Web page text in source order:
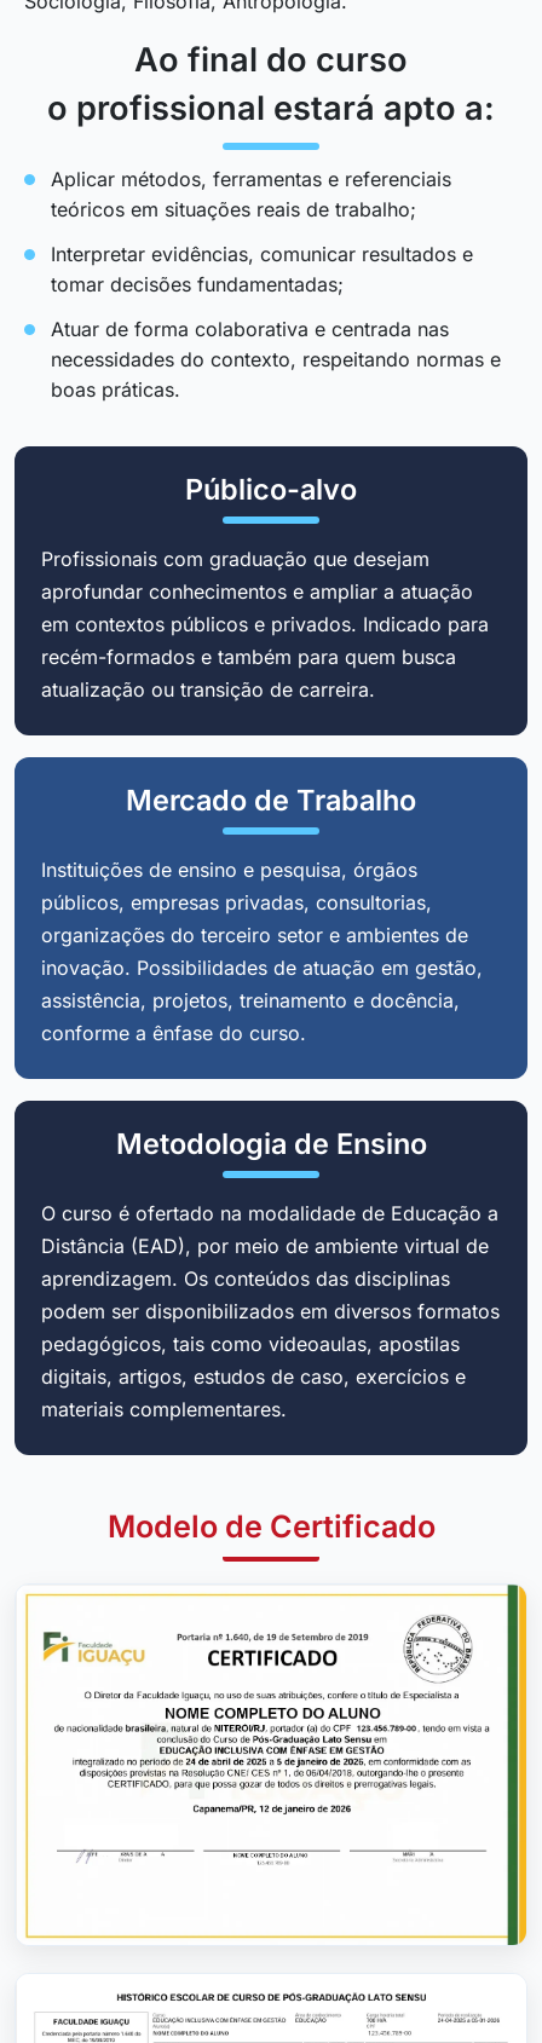
Ao final do curso
o profissional estará apto a:
Aplicar métodos, ferramentas e referenciais
teóricos em situações reais de trabalho;
Interpretar evidências, comunicar resultados e
tomar decisões fundamentadas;
Atuar de forma colaborativa e centrada nas
necessidades do contexto, respeitando normas e
boas práticas.
Público-alvo
Profissionais com graduação que desejam
aprofundar conhecimentos e ampliar a atuação
em contextos públicos e privados. Indicado para
recém-formados e também para quem busca
atualização ou transição de carreira.
Mercado de Trabalho
Instituições de ensino e pesquisa, órgãos
públicos, empresas privadas, consultorias,
organizações do terceiro setor e ambientes de
inovação. Possibilidades de atuação em gestão,
assistência, projetos, treinamento e docência,
conforme a ênfase do curso.
Metodologia de Ensino
O curso é ofertado na modalidade de Educação a
Distância (EAD), por meio de ambiente virtual de
aprendizagem. Os conteúdos das disciplinas
podem ser disponibilizados em diversos formatos
pedagógicos, tais como videoaulas, apostilas
digitais, artigos, estudos de caso, exercícios e
materiais complementares.
Modelo de Certificado